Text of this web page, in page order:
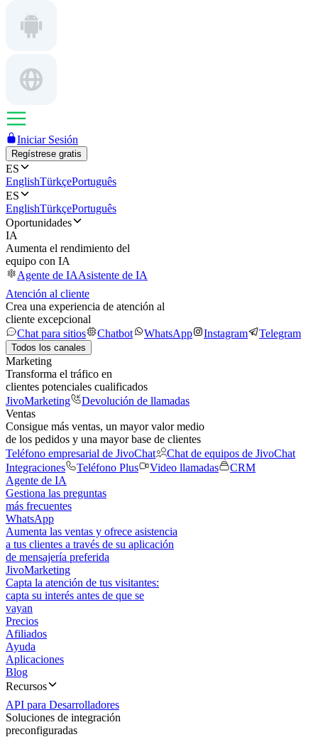
Iniciar Sesión
Regístrese gratis
ES
EnglishTürkçePortuguês
ES
EnglishTürkçePortuguês
Oportunidades
IA
Aumenta el rendimiento del
equipo con IA
Agente de IAAsistente de IA
Atención al cliente
Crea una experiencia de atención al
cliente excepcional
Chat para sitios
Chatbot WhatsApp Instagram Telegram
Todos los canales
Marketing
Transforma el tráfico en
clientes potenciales cualificados
JivoMarketing
Devolución de llamadas
Ventas
Consigue más ventas, un mayor valor medio
de los pedidos y una mayor base de clientes
Teléfono empresarial de JivoChat
Chat de equipos de JivoChat
Integraciones
Teléfono Plus Video llamadas
CRM
Agente de IA
Gestiona las preguntas
más frecuentes
WhatsApp
Aumenta las ventas y ofrece asistencia
a tus clientes a través de su aplicación
de mensajería preferida
JivoMarketing
Capta la atención de tus visitantes:
capta su interés antes de que se
vayan
Precios
Afiliados
Ayuda
Aplicaciones
Blog
Recursos
API para Desarrolladores
Soluciones de integración
preconfiguradas